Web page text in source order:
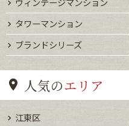
タワーマンション
ブランドシリーズ
人気のエリア
江東区